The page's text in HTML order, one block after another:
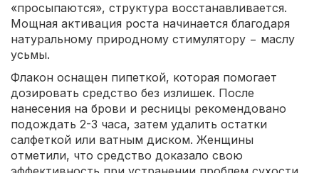
«просыпаются», структура восстанавливается.
Мощная активация роста начинается благодаря
натуральному природному стимулятору − маслу
усьмы.
Флакон оснащен пипеткой, которая помогает
дозировать средство без излишек. После
нанесения на брови и ресницы рекомендовано
подождать 2-3 часа, затем удалить остатки
салфеткой или ватным диском. Женщины
отметили, что средство доказало свою